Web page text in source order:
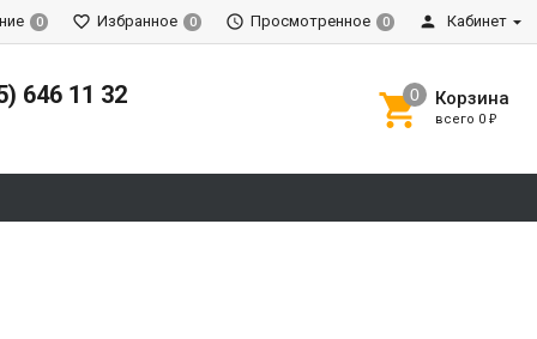
0 Избранное 0 Просмотренное 0 Кабинет
646 11 32 Корзина
всего 0 ₽